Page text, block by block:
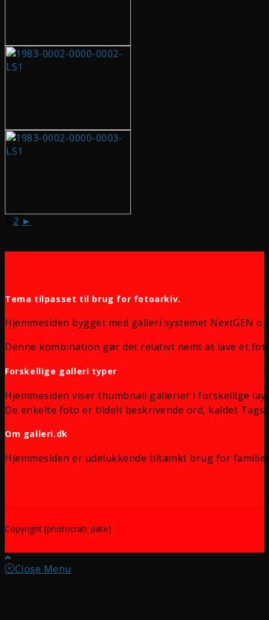
2 ►
Tema tilpasset til brug for fotoarkiv.
Hjemmesiden bygget med galleri systemet NextGEN
Denne kombination gør det relativt nemt at lave et
Forskellige galleri typer
Hjemmesiden viser thumbnail gallerier i forskellige
De enkelte foto er tildelt beskrivende ord, kaldet
Om galleri.dk
Hjemmesiden er udelukkende tiltænkt brug for
Copyright [photocrati_date]
Close Menu